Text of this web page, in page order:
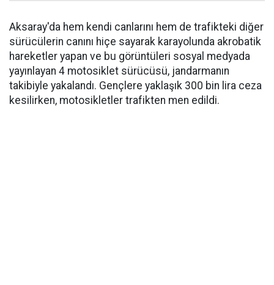
Aksaray'da hem kendi canlarını hem de trafikteki diğer
sürücülerin canını hiçe sayarak karayolunda akrobatik
hareketler yapan ve bu görüntüleri sosyal medyada
yayınlayan 4 motosiklet sürücüsü, jandarmanın
takibiyle yakalandı. Gençlere yaklaşık 300 bin lira ceza
kesilirken, motosikletler trafikten men edildi.